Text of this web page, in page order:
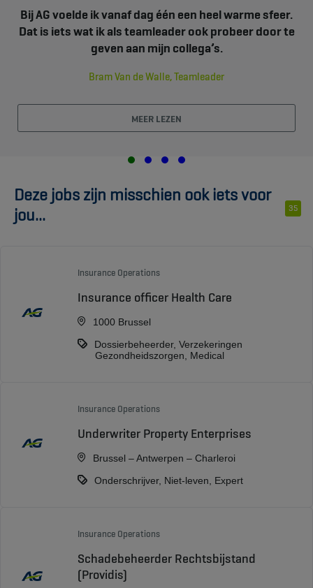
Bij AG voelde ik vanaf dag één een heel warme sfeer.
Dat is iets wat ik als teamleader ook probeer door te
geven aan mijn collega’s.
Bram Van de Walle, Teamleader
MEER LEZEN
Deze jobs zijn misschien ook iets voor
jou...
35
Insurance Operations
Insurance officer Health Care
1000 Brussel
Dossierbeheerder, Verzekeringen
Gezondheidszorgen, Medical
Insurance Operations
Underwriter Property Enterprises
Brussel – Antwerpen – Charleroi
Onderschrijver, Niet-leven, Expert
Insurance Operations
Schadebeheerder Rechtsbijstand
(Providis)